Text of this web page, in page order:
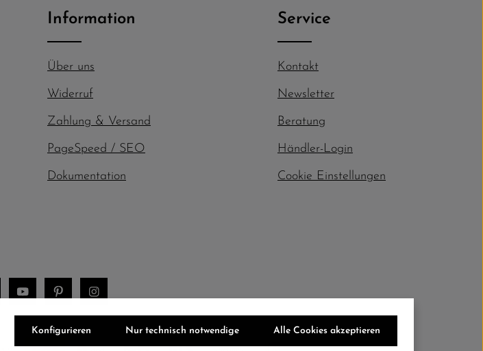
Information
Über uns
Widerruf
Zahlung & Versand
PageSpeed / SEO
Dokumentation
Service
Kontakt
Newsletter
Beratung
Händler-Login
Cookie Einstellungen
Nur technisch notwendige
Konfigurieren Alle Cookies akzeptieren